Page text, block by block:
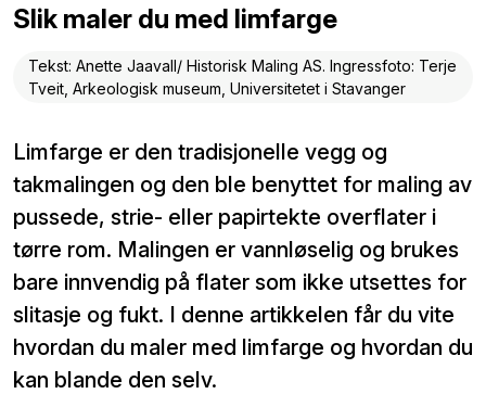
Slik maler du med limfarge
Tekst: Anette Jaavall/ Historisk Maling AS. Ingressfoto: Terje
Tveit, Arkeologisk museum, Universitetet i Stavanger
Limfarge er den tradisjonelle vegg og
takmalingen og den ble benyttet for maling av
pussede, strie- eller papirtekte overflater i
tørre rom. Malingen er vannløselig og brukes
bare innvendig på flater som ikke utsettes for
slitasje og fukt. I denne artikkelen får du vite
hvordan du maler med limfarge og hvordan du
kan blande den selv.